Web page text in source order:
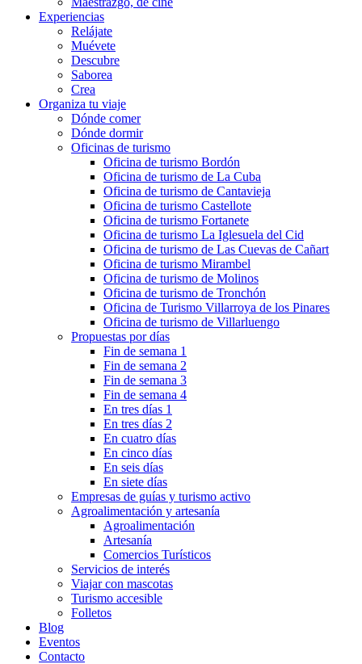
Experiencias
Relájate
Muévete
Descubre
Saborea
Crea
Organiza tu viaje
Dónde comer
Dónde dormir
Oficinas de turismo
Oficina de turismo Bordón
Oficina de turismo de La Cuba
Oficina de turismo de Cantavieja
Oficina de turismo Castellote
Oficina de turismo Fortanete
Oficina de turismo La Iglesuela del Cid
Oficina de turismo de Las Cuevas de Cañart
Oficina de turismo Mirambel
Oficina de turismo de Molinos
Oficina de turismo de Tronchón
Oficina de Turismo Villarroya de los Pinares
Oficina de turismo de Villarluengo
Propuestas por días
Fin de semana 1
Fin de semana 2
Fin de semana 3
Fin de semana 4
En tres días 1
En tres días 2
En cuatro días
En cinco días
En seis días
En siete días
Empresas de guías y turismo activo
Agroalimentación y artesanía
Agroalimentación
Artesanía
Comercios Turísticos
Servicios de interés
Viajar con mascotas
Turismo accesible
Folletos
Blog
Eventos
Contacto